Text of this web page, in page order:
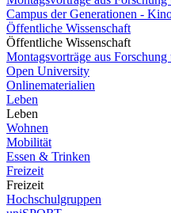
Campus der Generationen -
Öffentliche Wissenschaft
Öffentliche Wissenschaft
Montagsvorträge aus
Open University
Onlinematerialien
Leben
Leben
Wohnen
Mobilität
Essen & Trinken
Freizeit
Freizeit
Hochschulgruppen